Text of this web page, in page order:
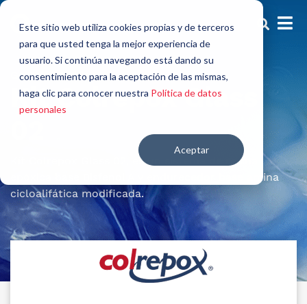
Este sitio web utiliza cookies propias y de terceros
para que usted tenga la mejor experiencia de
usuario. Si continúa navegando está dando su
consentimiento para la aceptación de las mismas,
haga clic para conocer nuestra Política de datos
personales
Aceptar
Gemelos rígidos
Kit Colrepox Glass
, es un
sistema de resina
base Bisfenol A y endurecedor base amina
cicloalifática modificada.